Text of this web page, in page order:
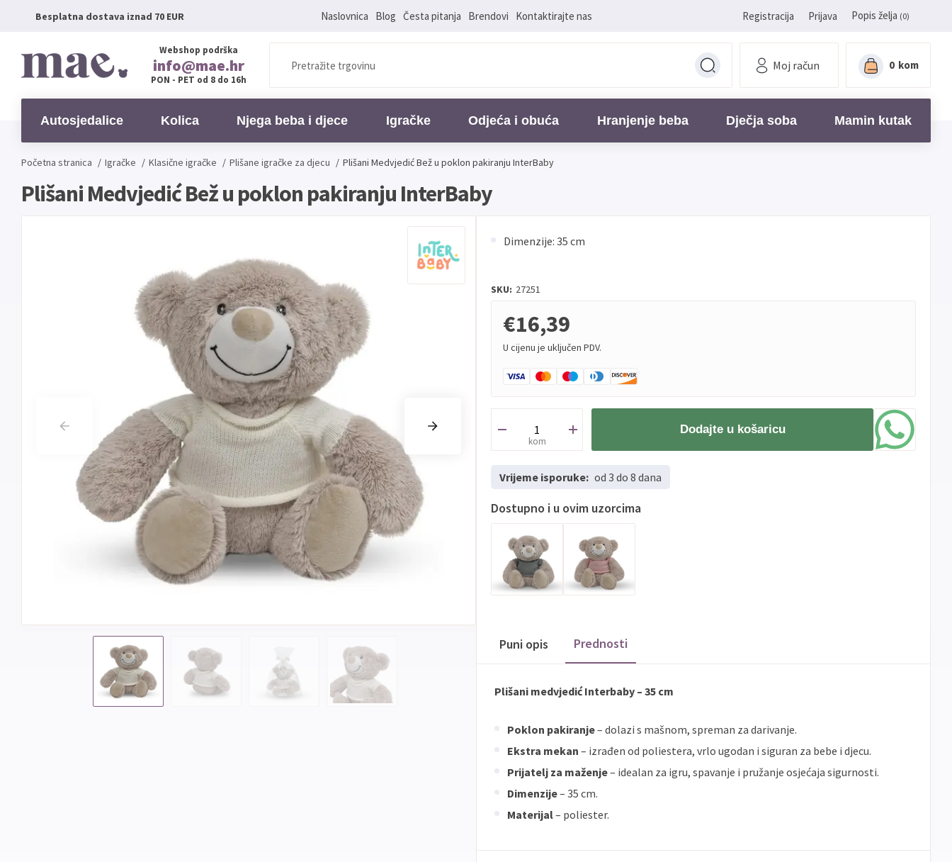
Besplatna dostava iznad 70 EUR Naslovnica Blog Česta pitanja Brendovi Kontaktirajte nas Registracija Prijava Popis želja (0)
Webshop podrška
info@mae.hr
PON - PET od 8 do 16h
Moj račun 0 kom
Autosjedalice Kolica Njega beba i djece Igračke Odjeća i obuća Hranjenje beba Dječja soba Mamin kutak
Početna stranica / Igračke / Klasične igračke / Plišane igračke za djecu / Plišani Medvjedić Bež u poklon pakiranju InterBaby
Plišani Medvjedić Bež u poklon pakiranju InterBaby
Dimenzije: 35 cm
SKU: 27251
€16,39
U cijenu je uključen PDV.
kom
Dodajte u košaricu
Vrijeme isporuke: od 3 do 8 dana
Dostupno i u ovim uzorcima
Puni opis Prednosti
Plišani medvjedić Interbaby – 35 cm
Poklon pakiranje– dolazi s mašnom, spreman za darivanje.
Ekstra mekan – izrađen od poliestera, vrlo ugodan i siguran za bebe i djecu.
Prijatelj za maženje– idealan za igru, spavanje i pružanje osjećaja sigurnosti.
Dimenzije– 35 cm.
Materijal– poliester.